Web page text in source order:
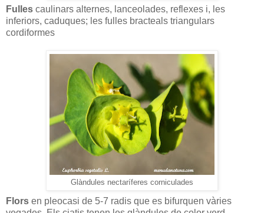
Fulles caulinars alternes, lanceolades, reflexes i, les
inferiors, caduques; les fulles bracteals triangulars
cordiformes
Glàndules nectaríferes corniculades
Flors en pleocasi de 5-7 radis que es bifurquen vàries